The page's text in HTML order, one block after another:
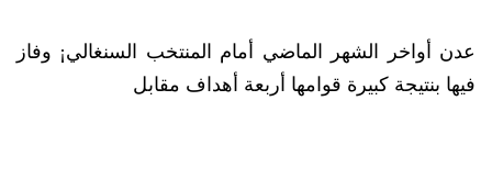
عدن أواخر الشهر الماضي أمام المنتخب السنغالي¡ وفاز
فيها بنتيجة كبيرة قوامها أربعة أهداف مقابل